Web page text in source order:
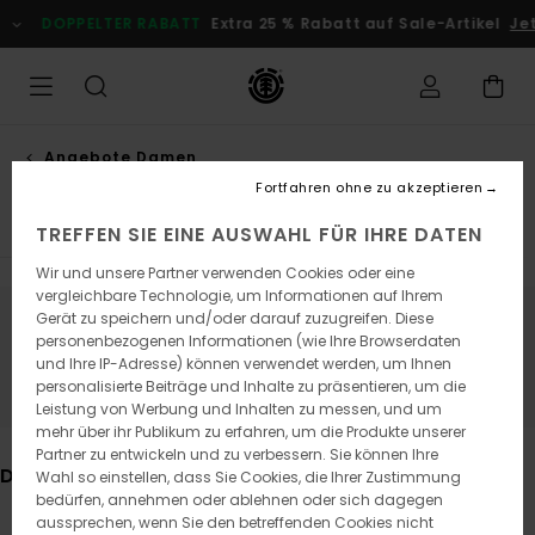
zur
Produkt
springen
RABATT Extra 25 % Rabatt auf Sale-Artikel Jetzt Sparen
Angebote Damen
Bleib dabei, die Produkte sind bald
wieder da
Das könnte dir auch gefallen
TREFFEN SIE EINE AUSWAHL FÜR IHRE DATEN
Wir und unsere Partner verwenden Cookies oder eine
vergleichbare Technologie, um Informationen auf Ihrem
Gerät zu speichern und/oder darauf zuzugreifen. Diese
personenbezogenen Informationen (wie Ihre Browserdaten
und Ihre IP-Adresse) können verwendet werden, um Ihnen
personalisierte Beiträge und Inhalte zu präsentieren, um die
Leistung von Werbung und Inhalten zu messen, und um
mehr über ihr Publikum zu erfahren, um die Produkte unserer
Partner zu entwickeln und zu verbessern. Sie können Ihre
Wahl so einstellen, dass Sie Cookies, die Ihrer Zustimmung
bedürfen, annehmen oder ablehnen oder sich dagegen
aussprechen, wenn Sie den betreffenden Cookies nicht
Fortfahren ohne zu akzeptieren